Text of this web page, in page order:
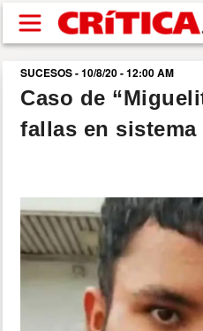
Pasar al contenido principal
buscar
SUCESOS
POLÍTICA
SHOW
SUCESOS - 10/8/20 - 12:00 AM
Caso de
fallas en